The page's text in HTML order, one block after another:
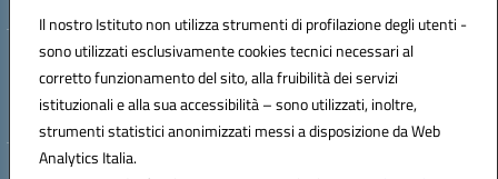
Il nostro Istituto non utilizza strumenti di profilazione degli utenti -
sono utilizzati esclusivamente cookies tecnici necessari al
corretto funzionamento del sito, alla fruibilità dei servizi
istituzionali e alla sua accessibilità – sono utilizzati, inoltre,
strumenti statistici anonimizzati messi a disposizione da Web
Analytics Italia.
Via Luna e Sole, 44 07100, Sassari - Tel 079293287 - Fax 0793764116
- Mail: ssvc010009@istruzione.it - PEC: ssvc010009@pec.istruzione.it
- C.F. / P.IVA Convitto 80000150906 - C.F. Scuole 92073300904